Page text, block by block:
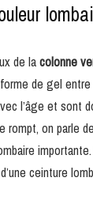
de lacolonne
de gel
l’âge et sont
rompt, on parle de
ceinture